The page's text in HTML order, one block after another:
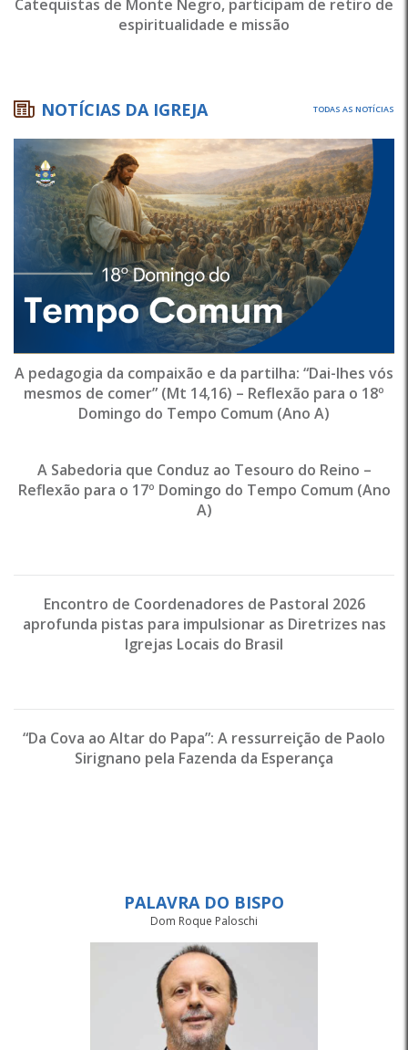
Catequistas de Monte Negro, participam de retiro de
espiritualidade e missão
NOTÍCIAS DA IGREJA TODAS AS NOTÍCIAS
A pedagogia da compaixão e da partilha: “Dai-lhes vós
mesmos de comer” (Mt 14,16) – Reflexão para o 18º
Domingo do Tempo Comum (Ano A)
A Sabedoria que Conduz ao Tesouro do Reino –
Reflexão para o 17º Domingo do Tempo Comum (Ano
A)
Encontro de Coordenadores de Pastoral 2026
aprofunda pistas para impulsionar as Diretrizes nas
Igrejas Locais do Brasil
“Da Cova ao Altar do Papa”: A ressurreição de Paolo
Sirignano pela Fazenda da Esperança
PALAVRA DO BISPO
Dom Roque Paloschi